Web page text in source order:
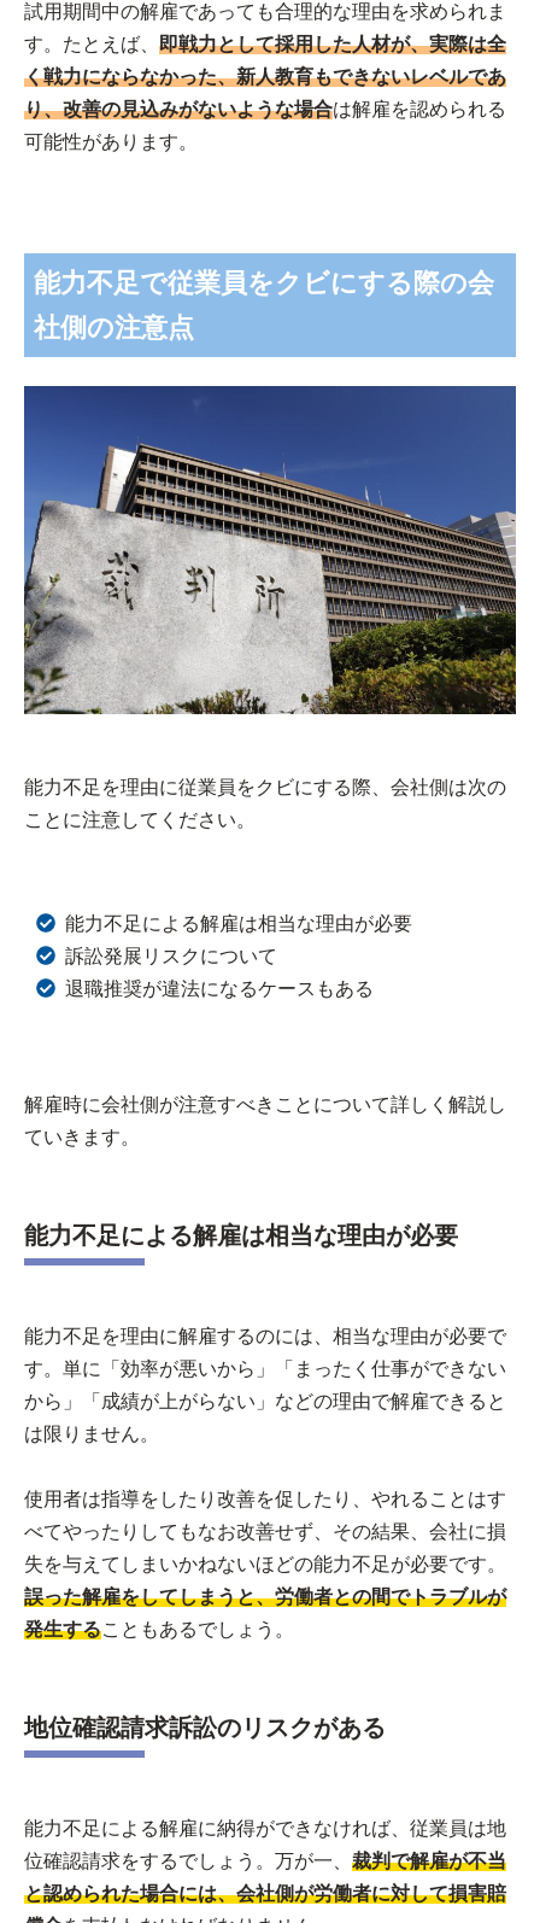
試用期間中の解雇であっても合理的な理由を求められま
す。たとえば、 即戦力として採用した人材が、実際は全
く戦力にならなかった、新人教育もできないレベルであ
り、改善の見込みがないような場合は解雇を認められる
可能性があります。
能力不足で従業員をクビにする際の会
社側の注意点
能力不足を理由に従業員をクビにする際、会社側は次の
ことに注意してください。
能力不足による解雇は相当な理由が必要
訴訟発展リスクについて
退職推奨が違法になるケースもある
解雇時に会社側が注意すべきことについて詳しく解説し
ていきます。
能力不足による解雇は相当な理由が必要
能力不足を理由に解雇するのには、相当な理由が必要で
す。単に「効率が悪いから」「まったく仕事ができない
から」「成績が上がらない」などの理由で解雇できると
は限りません。
使用者は指導をしたり改善を促したり、やれることはす
べてやったりしてもなお改善せず、その結果、会社に損
失を与えてしまいかねないほどの能力不足が必要です。
誤った解雇をしてしまうと、労働者との間でトラブルが
発生することもあるでしょう。
地位確認請求訴訟のリスクがある
能力不足による解雇に納得ができなければ、従業員は地
位確認請求をするでしょう。万が一、 裁判で解雇が不当
と認められた場合には、会社側が労働者に対して損害賠